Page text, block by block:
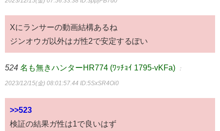
Xにランサーの動画結構あるね
ジンオウガ以外はガ性2で安定するぽい
524 名も無きハンターHR774 (ﾜｯﾁｮｲ 1795-vKFa) ：
2023/12/15(金) 08:01:57.44 ID:5SxSR4Oi0
>>523
検証の結果ガ性は1で良いはず